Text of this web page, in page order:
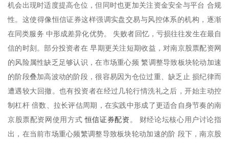
机会出现时适度提高仓位，但同时也更加关注资金安全与平台 合规
性。这使得像恒信证券这样强调实盘交易与风控体系的机构，逐渐
在同类服务 中形成差异化优势。 失败者回忆，亏损往往发生在最自
信的时刻。部分投资者在 早期更关注短期收益，对南京股票配资网
的风险属性缺乏足够认识，在市场重心频 繁调整导致板块轮动加速
的阶段叠加高波动的阶段，很容易因为仓位过重、缺乏止 损纪律而
遭遇较大回撤。也有投资者在经过几轮行情洗礼之后，开始主动控
制杠杆 倍数、拉长评估周期，在实践中形成了更适合自身节奏的南
京股票配资网使用方式恒信证券配资。 财经论坛核心用户讨论指
出，在当前市场重心频繁调整导致板块轮动加速的阶 段下，南京股